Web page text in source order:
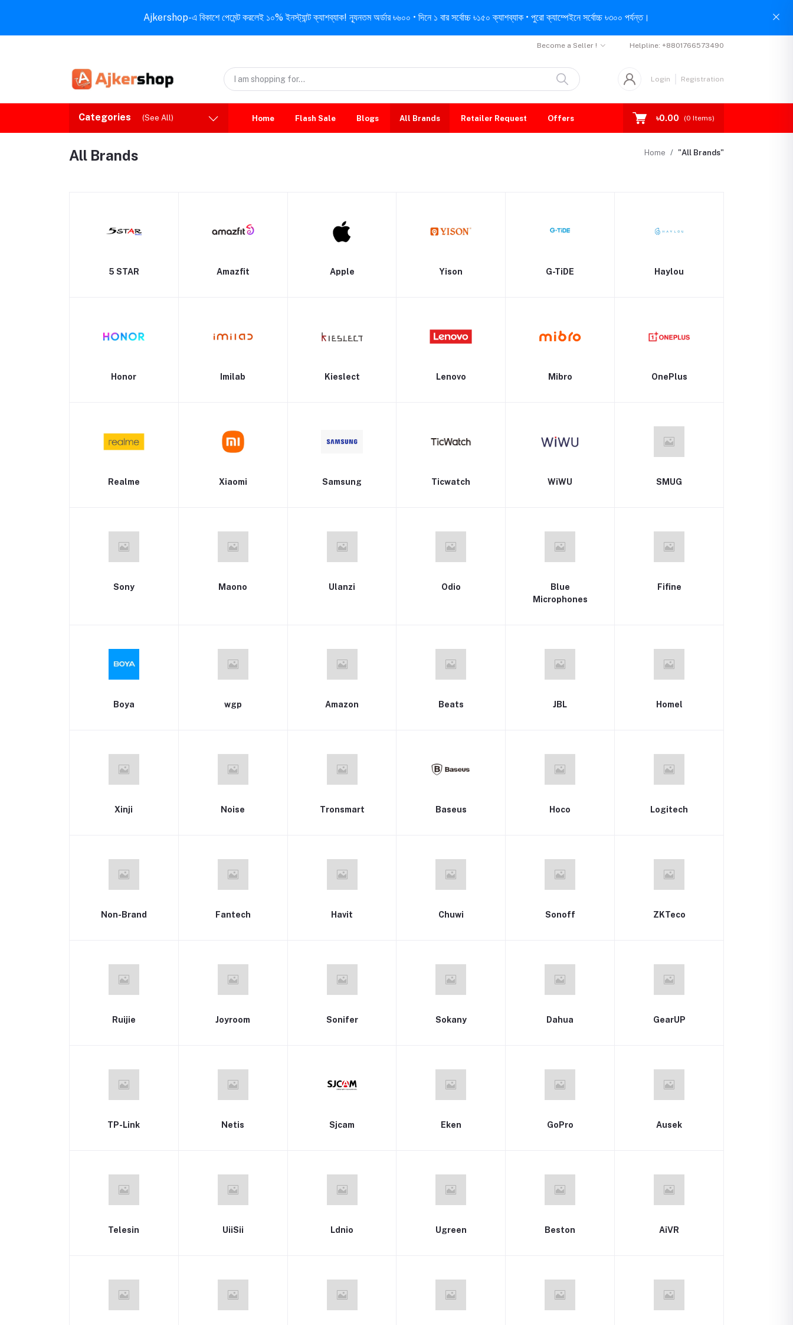
Ajkershop-এ বিকাশে পেমেন্ট করলেই ১০% ইনস্ট্যান্ট ক্যাশব্যাক! ন্যূনতম অর্ডার ৳৬০০ • দিনে ১ বার সর্বোচ্চ ৳১৫০ ক্যাশব্যাক • পুরো ক্যাম্পেইনে সর্বোচ্চ ৳৩০০ পর্যন্ত।
Become a Seller ! Helpline: +8801766573490
Login Registration
Categories (See All) Home Flash Sale Blogs All Brands Retailer Request Offers ৳0.00 (0 Items)
All Brands Home "All Brands"
5 STAR Amazfit Apple Yison G-TiDE Haylou
Honor Imilab Kieslect Lenovo Mibro OnePlus
Realme Xiaomi Samsung Ticwatch WiWU SMUG
Sony Maono Ulanzi Odio
Blue
Microphones
Fifine
Boya wgp Amazon Beats JBL Homel
Xinji Noise Tronsmart Baseus Hoco Logitech
Non-Brand Fantech Havit Chuwi Sonoff ZKTeco
Ruijie Joyroom Sonifer Sokany Dahua GearUP
TP-Link Netis Sjcam Eken GoPro Ausek
Telesin UiiSii Ldnio Ugreen Beston AiVR